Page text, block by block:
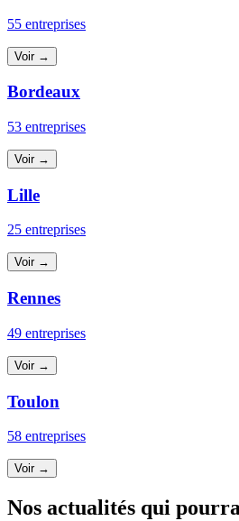
55 entreprises
Voir →
Bordeaux
53 entreprises
Voir →
Lille
25 entreprises
Voir →
Rennes
49 entreprises
Voir →
Toulon
58 entreprises
Voir →
Nos actualités qui